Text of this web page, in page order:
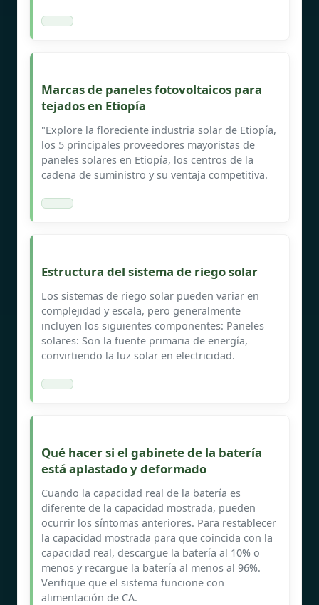
Marcas de paneles fotovoltaicos para
tejados en Etiopía
"Explore la floreciente industria solar de Etiopía,
los 5 principales proveedores mayoristas de
paneles solares en Etiopía, los centros de la
cadena de suministro y su ventaja competitiva.
Estructura del sistema de riego solar
Los sistemas de riego solar pueden variar en
complejidad y escala, pero generalmente
incluyen los siguientes componentes: Paneles
solares: Son la fuente primaria de energía,
convirtiendo la luz solar en electricidad.
Qué hacer si el gabinete de la batería
está aplastado y deformado
Cuando la capacidad real de la batería es
diferente de la capacidad mostrada, pueden
ocurrir los síntomas anteriores. Para restablecer
la capacidad mostrada para que coincida con la
capacidad real, descargue la batería al 10% o
menos y recargue la batería al menos al 96%.
Verifique que el sistema funcione con
alimentación de CA.